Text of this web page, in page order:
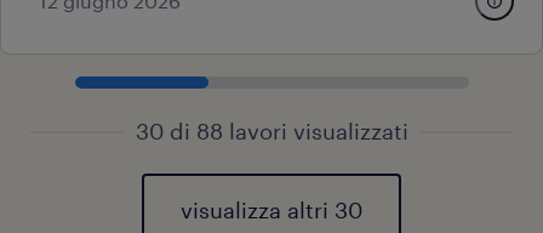
30 di 88 lavori visualizzati
visualizza altri 30